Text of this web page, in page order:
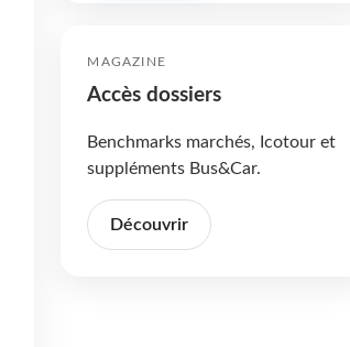
MAGAZINE
Accès dossiers
Benchmarks marchés, Icotour et
suppléments Bus&Car.
Découvrir